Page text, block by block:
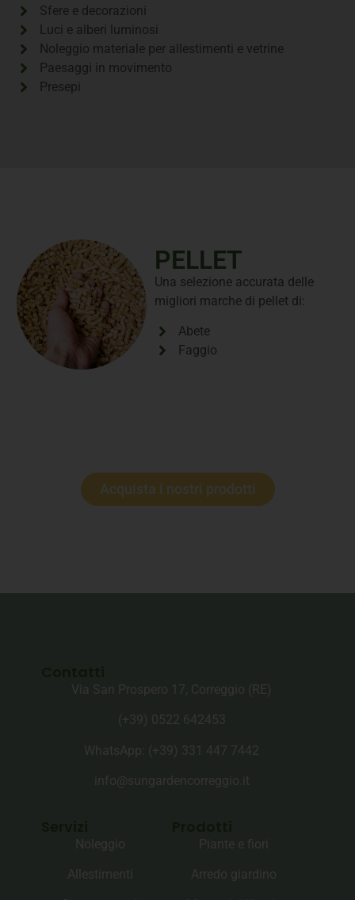
Sfere e decorazioni
Luci e alberi luminosi
Noleggio materiale per allestimenti e vetrine
Paesaggi in movimento
Presepi
PELLET
Una selezione accurata delle
migliori marche di pellet di:
Abete
Faggio
Acquista i nostri prodotti